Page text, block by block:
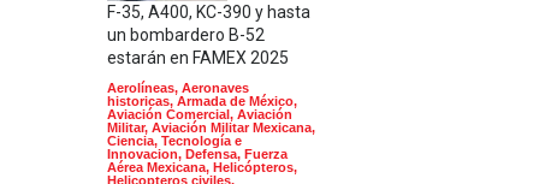
F-35, A400, KC-390 y hasta
un bombardero B-52
estarán en FAMEX 2025
Aerolíneas, Aeronaves
historicas, Armada de México,
Aviación Comercial, Aviación
Militar, Aviación Militar Mexicana,
Ciencia, Tecnología e
Innovacion, Defensa, Fuerza
Aérea Mexicana, Helicópteros,
Helicopteros civiles,